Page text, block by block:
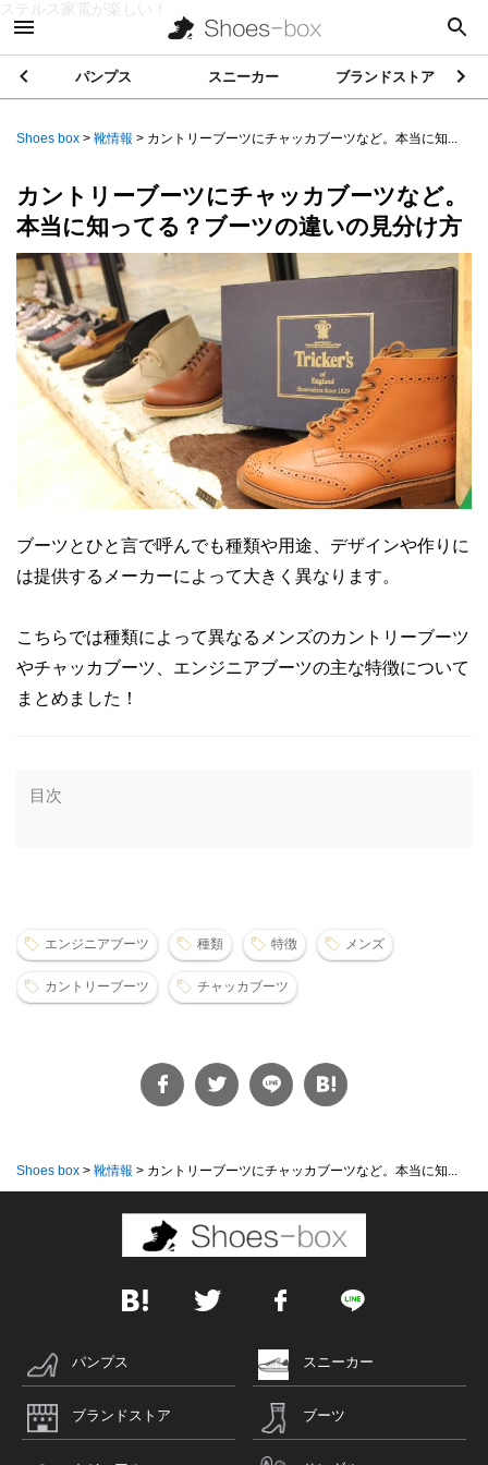
ステルス家電が楽しい！
パンプス スニーカー ブランドストア
Shoes box > 靴情報 > カントリーブーツにチャッカブーツなど。本当に知...
カントリーブーツにチャッカブーツなど。
本当に知ってる？ブーツの違いの見分け方
ブーツとひと言で呼んでも種類や用途、デザインや作りに
は提供するメーカーによって大きく異なります。
こちらでは種類によって異なるメンズのカントリーブーツ
やチャッカブーツ、エンジニアブーツの主な特徴について
まとめました！
目次
エンジニアブーツ 種類 特徴 メンズ
カントリーブーツ チャッカブーツ
Shoes box > 靴情報 > カントリーブーツにチャッカブーツなど。本当に知...
パンプス スニーカー
ブランドストア ブーツ